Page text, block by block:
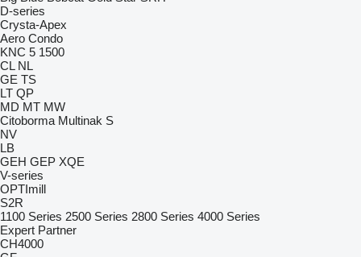
D-series
Crysta-Apex
Aero Condo
KNC 5 1500
CL NL
GE TS
LT QP
MD MT MW
Citoborma Multinak S
NV
LB
GEH GEP XQE
V-series
OPTImill
S2R
1100 Series 2500 Series 2800 Series 4000 Series
Expert Partner
CH4000